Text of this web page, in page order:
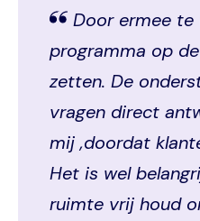
Door ermee te
programma op
zetten. De
vragen direct
mij ,doordat
Het is wel
ruimte vrij houd